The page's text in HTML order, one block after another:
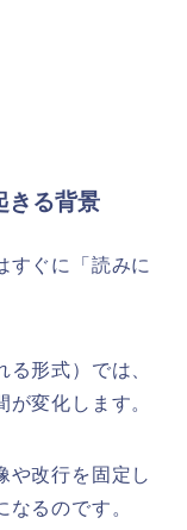
きる背景
すぐに「読みに
形式）では、
変化します。
や改行を固定し
るのです。